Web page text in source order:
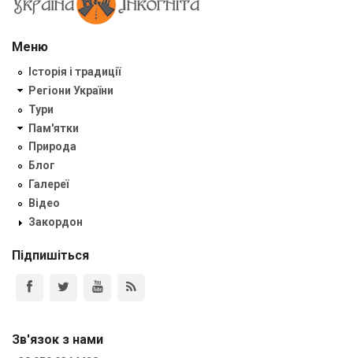
Меню
Історія і традиції
Регіони України
Тури
Пам'ятки
Природа
Блог
Галереї
Відео
Закордон
Підпишіться
Зв'язок з нами